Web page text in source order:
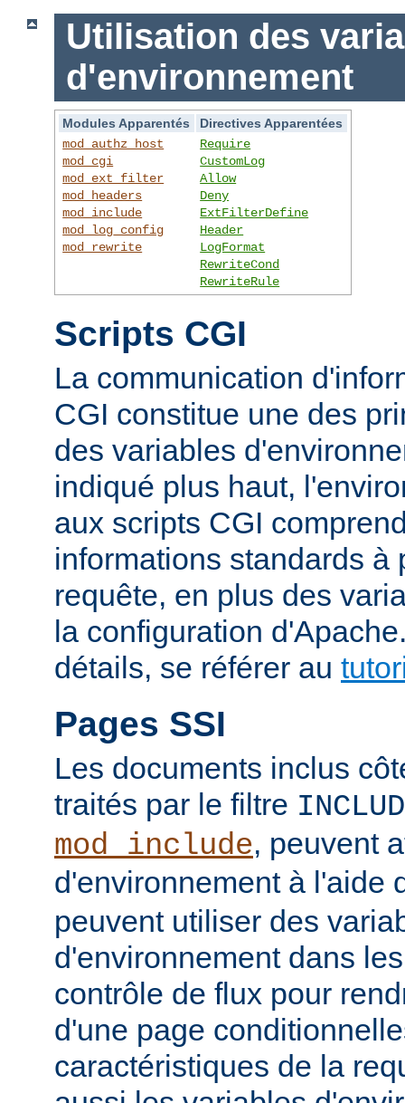
Utilisation des
d'environnement
Modules Apparentés
Directives Apparentées
mod_authz_host
mod_cgi
mod_ext_filter
mod_headers
mod_include
mod_log_config
mod_rewrite
Require
CustomLog
Allow
Deny
ExtFilterDefine
Header
LogFormat
RewriteCond
RewriteRule
Scripts CGI
La communication
CGI constitue une des
des variables
indiqué plus haut,
aux scripts CGI
informations standards à
requête, en plus des
la configuration
détails, se référer au
Pages SSI
Les documents inclus
traités par le filtre
mod_include, peuvent
d'environnement à l'aide
peuvent utiliser des
d'environnement dans
contrôle de flux pour
d'une page
caractéristiques de la